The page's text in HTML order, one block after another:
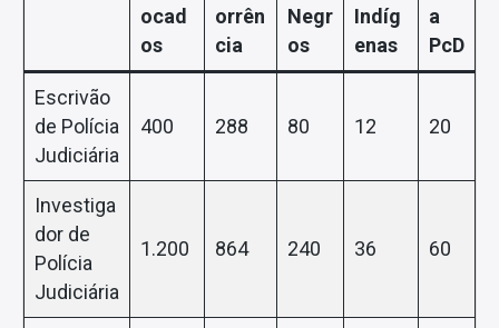
ocad
os
orrên
cia
Negr
os
Indíg
enas
a
PcD
Escrivão
de Polícia
Judiciária
400 288 80 12 20
Investiga
dor de
Polícia
Judiciária
1.200 864 240 36 60